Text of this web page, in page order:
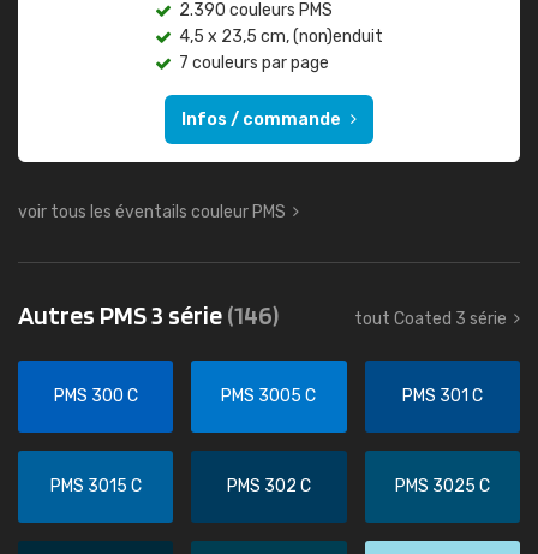
2.390 couleurs PMS
4,5 x 23,5 cm, (non)enduit
7 couleurs par page
Infos / commande
voir tous les éventails couleur PMS
Autres PMS 3 série(146) tout Coated 3 série
PMS 300 C PMS 3005 C PMS 301 C
PMS 3015 C PMS 302 C PMS 3025 C